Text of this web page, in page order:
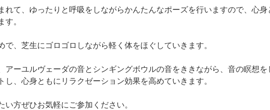
れて、ゆったりと呼吸をしながらかんたんなポーズを行いますので、心身
。
で、芝生にゴロゴロしながら軽く体をほぐしていきます。
アーユルヴェーダの音とシンギングボウルの音をききながら、音の瞑想を
し、心身ともにリラクゼーション効果を高めていきます。
い方ぜひお気軽にご参加ください。